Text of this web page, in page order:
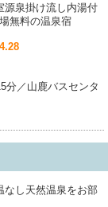
源泉掛け流し内湯付
無料の温泉宿
4.28
分／山鹿バスセンタ
し天然温泉をお部